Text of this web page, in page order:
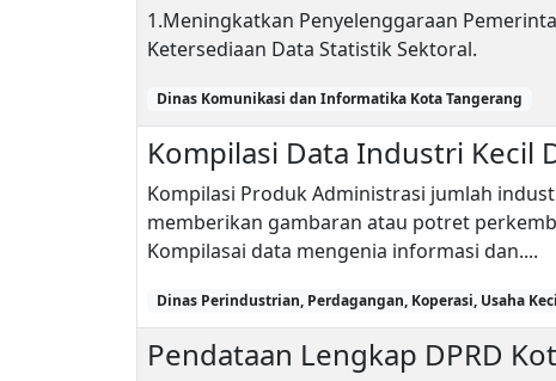
1.Meningkatkan Penyelenggaraan
Ketersediaan Data Statistik Sektoral.
Dinas Komunikasi dan Informatika Kota Tangerang
Kompilasi Data Industri Kecil
Kompilasi Produk Administrasi jumlah
memberikan gambaran atau potret
Kompilasai data mengenia informasi dan....
Dinas Perindustrian, Perdagangan, Koperasi, Usaha
Pendataan Lengkap DPRD